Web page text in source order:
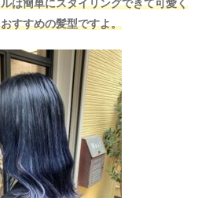
は簡単にスタイリングできて可愛く
すすめの髪型ですよ。